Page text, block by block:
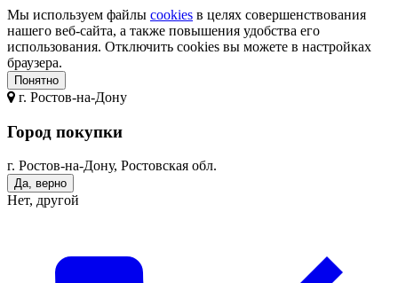
Мы используем файлы cookies в целях совершенствования
нашего веб-сайта, а также повышения удобства его
использования. Отключить cookies вы можете в настройках
браузера.
Понятно
г. Ростов-на-Дону
Город покупки
г. Ростов-на-Дону, Ростовская обл.
Да, верно
Нет, другой